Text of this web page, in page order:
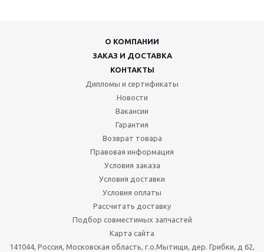
О КОМПАНИИ
ЗАКАЗ И ДОСТАВКА
КОНТАКТЫ
Дипломы и сертификаты
Новости
Вакансии
Гарантия
Возврат товара
Правовая информация
Условия заказа
Условия доставки
Условия оплаты
Рассчитать доставку
Подбор совместимых запчастей
Карта сайта
141044, Россия, Московская область, г.о.Мытищи, дер. Грибки, д 62,